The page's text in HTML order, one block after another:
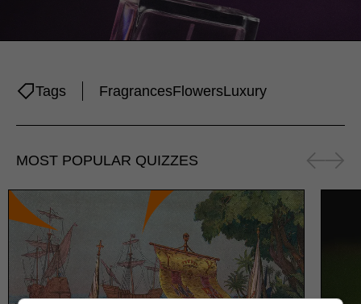
Tags FragrancesFlowersLuxury
MOST POPULAR QUIZZES